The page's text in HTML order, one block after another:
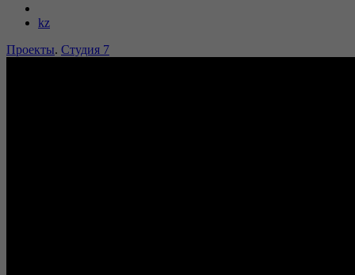
kz
Проекты. Студия 7